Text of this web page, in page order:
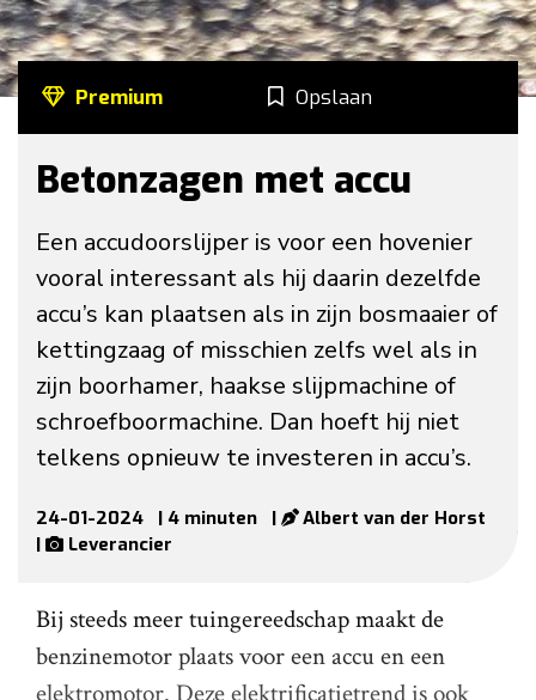
Premium Opslaan
Betonzagen met accu
Een accudoorslijper is voor een hovenier
vooral interessant als hij daarin dezelfde
accu’s kan plaatsen als in zijn bosmaaier of
kettingzaag of misschien zelfs wel als in
zijn boorhamer, haakse slijpmachine of
schroefboormachine. Dan hoeft hij niet
telkens opnieuw te investeren in accu’s.
24-01-2024 | 4 minuten |
Albert van der Horst
|
Leverancier
Bij steeds meer tuingereedschap maakt de
benzinemotor plaats voor een accu en een
elektromotor. Deze elektrificatietrend is ook